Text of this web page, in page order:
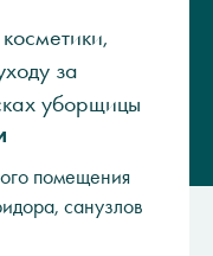
за
уборщицы
помещения
санузлов